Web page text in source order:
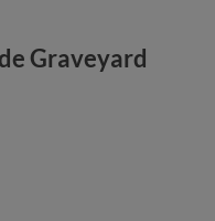
Graveyard